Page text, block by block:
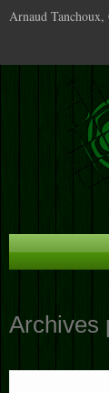
Arnaud Tanchoux,
Infos
Contact
Archives